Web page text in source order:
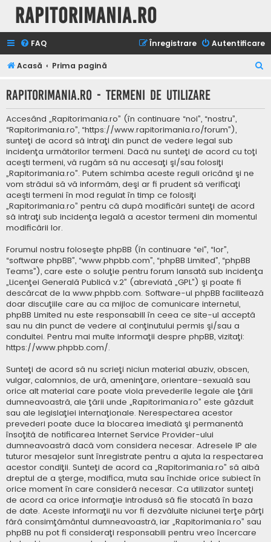
Rapitorimania.ro
FAQ Autentificare
Înregistrare
Acasă Prima pagină
t
Rapitorimania.ro - Termeni de utilizare
Accesând „Rapitorimania.ro” (în continuare “noi”, “nostru”,
“Rapitorimania.ro”, “https://www.rapitorimania.ro/forum”),
sunteţi de acord să intraţi din punct de vedere legal sub
incidenţa următorilor termeni. Dacă nu sunteţi de acord cu toţi
aceşti termeni, vă rugăm să nu accesaţi şi/sau folosiţi
„Rapitorimania.ro”. Putem schimba aceste reguli oricând şi ne
vom strădui să vă informăm, deşi ar fi prudent să verificaţi
aceşti termeni în mod regulat în timp ce folosiţi
„Rapitorimania.ro” pentru că după modificări sunteţi de acord
să intraţi sub incidenţa legală a acestor termeni din momentul
modificării lor.
Forumul nostru foloseşte phpBB (în continuare “ei”, “lor”,
“software phpBB”, “www.phpbb.com”, “phpBB Limited”, “phpBB
Teams”), care este o soluţie pentru forum lansată sub incidenţa
„Licenţei Generală Publică v.2” (abreviată „GPL”) şi poate fi
descărcat de la www.phpbb.com. Software-ul phpBB facilitează
doar discuţiile care au ca mijloc de comunicare internetul,
phpBB Limited nu este responsabill în ceea ce site-ul acceptă
sau nu din punct de vedere al conţinutului permis şi/sau a
conduitei. Pentru mai multe informaţii despre phpBB, vizitaţi:
https://www.phpbb.com/.
Sunteţi de acord să nu scrieţi niciun material abuziv, obscen,
vulgar, calomnios, de ură, ameninţare, orientare-sexuală sau
orice alt material care poate viola prevederile legale ale ţării
dumneavoastră, ale ţării unde „Rapitorimania.ro” este găzduit
sau ale legislaţiei internaţionale. Nerespectarea acestor
prevederi poate duce la blocarea imediată şi permanentă
însoţită de notificarea Internet Service Provider-ului
dumneavoastră dacă vom considera necesar. Adresele IP ale
tuturor mesajelor sunt înregistrate pentru a ajuta la respectarea
acestor condiţii. Sunteţi de acord ca „Rapitorimania.ro” să aibă
dreptul de a şterge, modifica, muta sau închide orice subiect în
orice moment în care consideră necesar. Ca utilizator sunteţi
de acord ca orice informaţie introdusă să fie stocată în baza
de date. Aceste informaţii nu vor fi dezvăluite niciunei terţe părţi
fără consimţământul dumneavoastră, iar „Rapitorimania.ro” sau
phpBB nu pot fi consideraţi responsabili pentru vreo încercare